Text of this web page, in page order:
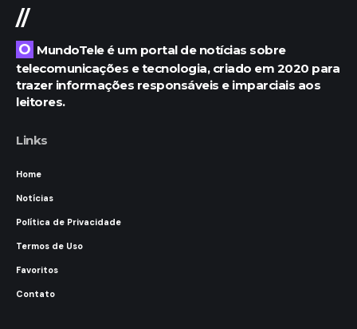
//
O MundoTele é um portal de notícias sobre
telecomunicações e tecnologia, criado em 2020 para
trazer informações responsáveis e imparciais aos
leitores.
Links
Home
Notícias
Política de Privacidade
Termos de Uso
Favoritos
Contato